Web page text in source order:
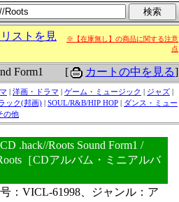
ストを見
※【在庫無し】の商品に関する注意
点
Form1 [ カートの中を見る]
| 洋画・ドラマ | ゲーム・ミュージック | ジャズ |
ック(邦画) | SOUL/R&B/HIP HOP | ダンス・ミュー
の他
.hack//Roots Sound Form1 /
［CDアルバム・ミニアルバ
：VICL-61998、ジャンル：ア